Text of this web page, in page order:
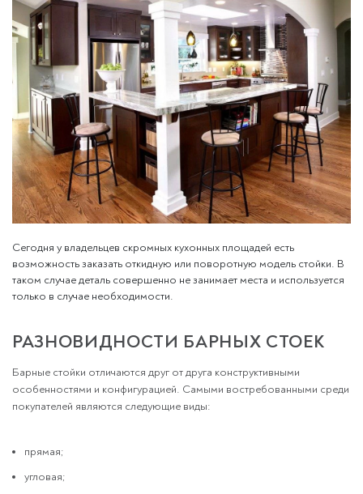
Сегодня у владельцев скромных кухонных площадей есть
возможность заказать откидную или поворотную модель стойки. В
таком случае деталь совершенно не занимает места и используется
только в случае необходимости.
РАЗНОВИДНОСТИ БАРНЫХ СТОЕК
Барные стойки отличаются друг от друга конструктивными
особенностями и конфигурацией. Самыми востребованными среди
покупателей являются следующие виды:
прямая;
угловая;